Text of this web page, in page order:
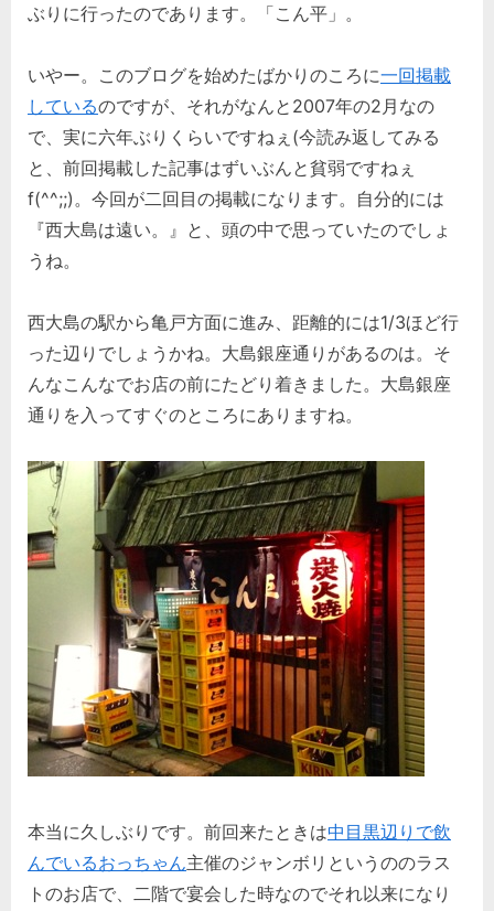
ぶりに行ったのであります。「こん平」。
いやー。このブログを始めたばかりのころに一回掲載
しているのですが、それがなんと2007年の2月なの
で、実に六年ぶりくらいですねぇ(今読み返してみる
と、前回掲載した記事はずいぶんと貧弱ですねぇ
f(^^;;)。今回が二回目の掲載になります。自分的には
『西大島は遠い。』と、頭の中で思っていたのでしょ
うね。
西大島の駅から亀戸方面に進み、距離的には1/3ほど行
った辺りでしょうかね。大島銀座通りがあるのは。そ
んなこんなでお店の前にたどり着きました。大島銀座
通りを入ってすぐのところにありますね。
本当に久しぶりです。前回来たときは中目黒辺りで飲
んでいるおっちゃん主催のジャンボリというののラス
トのお店で、二階で宴会した時なのでそれ以来になり